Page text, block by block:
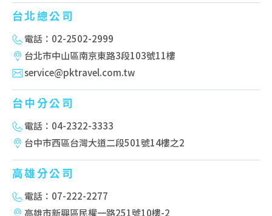
台北總公司
電話：02-2502-2999
台北市中山區南京東路3段103號11樓
service@pktravel.com.tw
台中分公司
電話：04-2322-3333
台中市西區台灣大道二段501號14樓之2
高雄分公司
電話：07-222-2277
高雄市新興區民權一路251號10樓-2